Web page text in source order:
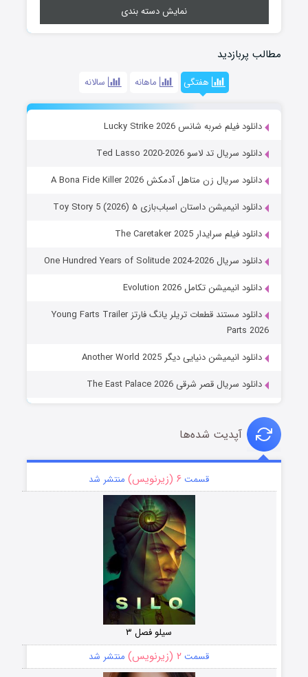
نمایش دسته بندی
مطالب پربازدید
هفتگی ماهانه سالانه
دانلود فیلم ضربه شانس Lucky Strike 2026
دانلود سریال تد لاسو Ted Lasso 2020-2026
دانلود سریال زن متاهل آدمکش A Bona Fide Killer 2026
دانلود انیمیشن داستان اسباب‌بازی ۵ Toy Story 5 (2026)
دانلود فیلم سرایدار The Caretaker 2025
دانلود سریال One Hundred Years of Solitude 2024-2026
دانلود انیمیشن تکامل Evolution 2026
دانلود مستند قطعات تریلر یانگ فارتز Young Farts Trailer
Parts 2026
دانلود انیمیشن دنیایی دیگر Another World 2025
دانلود سریال قصر شرقی The East Palace 2026
آپدیت شده‌ها
قسمت ۶ (زیرنویس) منتشر شد
سیلو فصل ۳
قسمت ۲ (زیرنویس) منتشر شد